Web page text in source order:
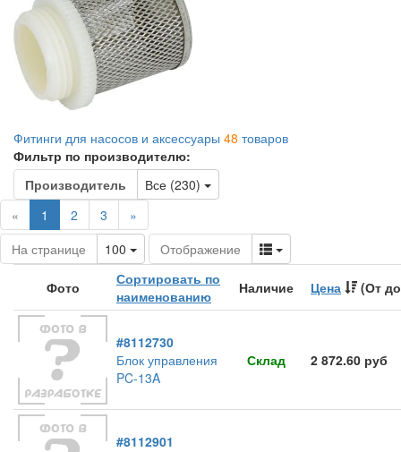
Фитинги для насосов и аксессуары 48 товаров
Фильтр по производителю:
Производитель
Все (230) Toggle Dropdown
«
1 (current)
2 3
»
На странице
100 Toggle Dropdown
Отображение Toggle Dropdown
Фото
Сортировать по
наименованию
Наличие Цена (От
#8112730
Блок управления
PC-13A
Склад 2 872.60 руб
#8112901